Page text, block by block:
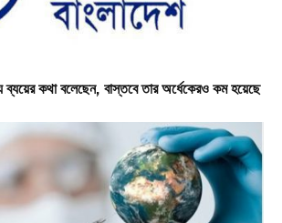
যে ব্যয়ের কথা বলেছেন, বাস্তবে তার অর্ধেকেরও কম হয়েছে